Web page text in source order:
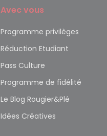
Avec vous
Programme privilèges
Réduction Etudiant
Pass Culture
Programme de fidélité
Le Blog Rougier&Plé
Idées Créatives